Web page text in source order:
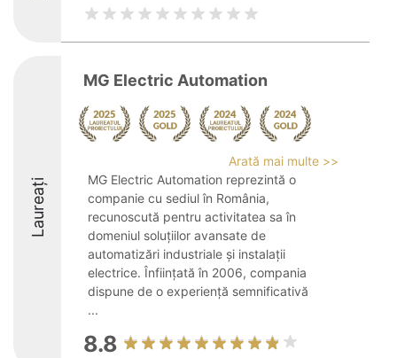
Laureați
MG Electric Automation
Arată mai multe >>
MG Electric Automation reprezintă o
companie cu sediul în România,
recunoscută pentru activitatea sa în
domeniul soluțiilor avansate de
automatizări industriale și instalații
electrice. Înființată în 2006, compania
dispune de o experiență semnificativă
...
8.8